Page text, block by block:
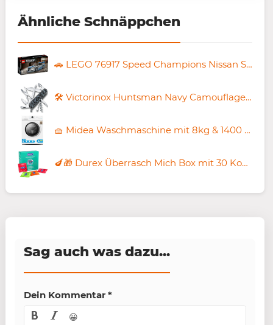
Ähnliche Schnäppchen
🚗 LEGO 76917 Speed Champions Nissan Skyline GT-R ab 16,99€ (statt 22€)
🛠️ Victorinox Huntsman Navy Camouflage Taschenmesser für 32,99€ (statt 44€)
🧺 Midea Waschmaschine mit 8kg & 1400 U/Min für 289,97€ (statt 369€)
🍆🎁 Durex Überrasch Mich Box mit 30 Kondomen ab 10,79€ (statt 19€)
Sag auch was dazu...
Dein Kommentar *
😀